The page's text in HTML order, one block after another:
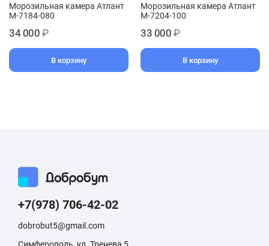
Морозильная камера Атлант
M-7184-080
34 000 ₽
В корзину
Морозильная камера Атлант
M-7204-100
33 000 ₽
В корзину
+7(978) 706-42-02
dobrobut5@gmail.com